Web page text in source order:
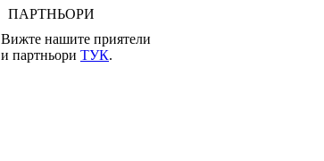
ПАРТНЬОРИ
Вижте нашите приятели
и партньори ТУК.